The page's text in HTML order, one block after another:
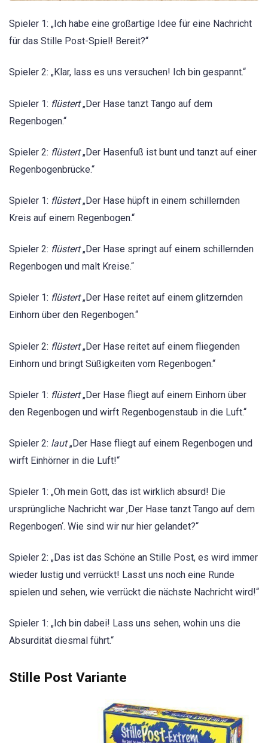
Spieler 1: „Ich habe eine großartige Idee für eine Nachricht
für das Stille Post-Spiel! Bereit?“
Spieler 2: „Klar, lass es uns versuchen! Ich bin gespannt.“
Spieler 1: flüstert„Der Hase tanzt Tango auf dem
Regenbogen.“
Spieler 2: flüstert„Der Hasenfuß ist bunt und tanzt auf einer
Regenbogenbrücke.“
Spieler 1: flüstert„Der Hase hüpft in einem schillernden
Kreis auf einem Regenbogen.“
Spieler 2: flüstert„Der Hase springt auf einem schillernden
Regenbogen und malt Kreise.“
Spieler 1: flüstert„Der Hase reitet auf einem glitzernden
Einhorn über den Regenbogen.“
Spieler 2: flüstert„Der Hase reitet auf einem fliegenden
Einhorn und bringt Süßigkeiten vom Regenbogen.“
Spieler 1: flüstert„Der Hase fliegt auf einem Einhorn über
den Regenbogen und wirft Regenbogenstaub in die Luft.“
Spieler 2: laut„Der Hase fliegt auf einem Regenbogen und
wirft Einhörner in die Luft!“
Spieler 1: „Oh mein Gott, das ist wirklich absurd! Die
ursprüngliche Nachricht war ‚Der Hase tanzt Tango auf dem
Regenbogen‘. Wie sind wir nur hier gelandet?“
Spieler 2: „Das ist das Schöne an Stille Post, es wird immer
wieder lustig und verrückt! Lasst uns noch eine Runde
spielen und sehen, wie verrückt die nächste Nachricht wird!“
Spieler 1: „Ich bin dabei! Lass uns sehen, wohin uns die
Absurdität diesmal führt.“
Stille Post Variante